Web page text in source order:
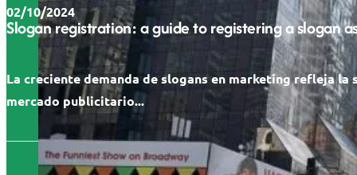
02/10/2024
Slogan registration: a guide to registering a slogan
La creciente demanda de slogans en marketing refleja la
mercado publicitario...